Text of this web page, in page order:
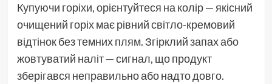
Купуючи горіхи, орієнтуйтеся на колір — якісний
очищений горіх має рівний світло-кремовий
відтінок без темних плям. Згірклий запах або
жовтуватий наліт — сигнал, що продукт
зберігався неправильно або надто довго.